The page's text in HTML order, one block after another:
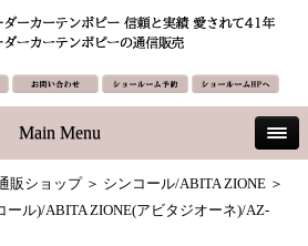
Main Menu
販ショップ＞ シンコール/ABITA ZIONE ＞
ール)/ABITA ZIONE(アビタジオーネ)/AZ-